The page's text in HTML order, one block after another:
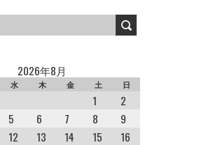
2026年8月
水 木 金 土 日
1
2
5 6 7 8
9
12 13 14 15
16